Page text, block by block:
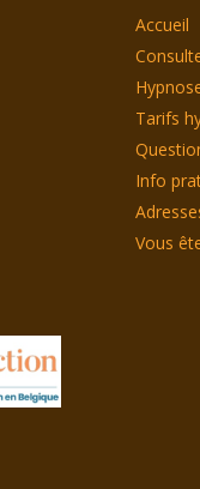
Accueil
Tarifs
Info
Vous